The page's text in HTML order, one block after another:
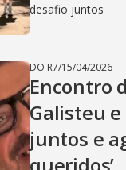
desafio juntos
DO R7/15/04/2026
Encontro
Galisteu
juntos e